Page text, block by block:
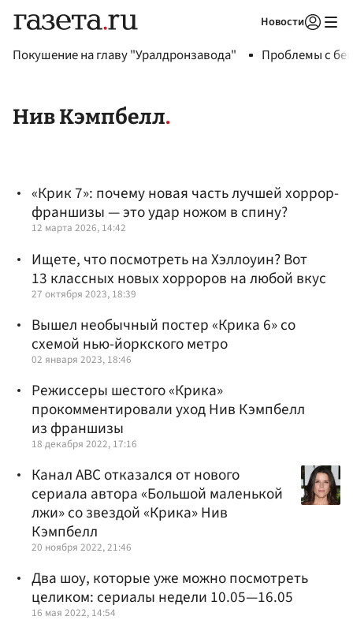
Новости
Покушение на главу "Уралдронзавода" Проблемы с
Нив Кэмпбелл
«Крик 7»: почему новая часть лучшей хоррор-
франшизы — это удар ножом в спину?
12 марта 2026, 14:42
Ищете, что посмотреть на Хэллоуин? Вот
13 классных новых хорроров на любой вкус
27 октября 2023, 18:39
Вышел необычный постер «Крика 6» со
схемой нью-йоркского метро
02 января 2023, 18:46
Режиссеры шестого «Крика»
прокомментировали уход Нив Кэмпбелл
из франшизы
18 декабря 2022, 17:16
Канал ABC отказался от нового
сериала автора «Большой маленькой
лжи» со звездой «Крика» Нив
Кэмпбелл
20 ноября 2022, 21:46
Два шоу, которые уже можно посмотреть
целиком: сериалы недели 10.05—16.05
16 мая 2022, 14:54